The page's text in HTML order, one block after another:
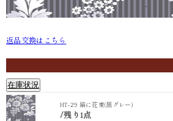
HT-29 縞に花束(黒グレー)
返品交換はこちら
在庫状況
HT-29 縞に花束(黒グレー)
/残り1点